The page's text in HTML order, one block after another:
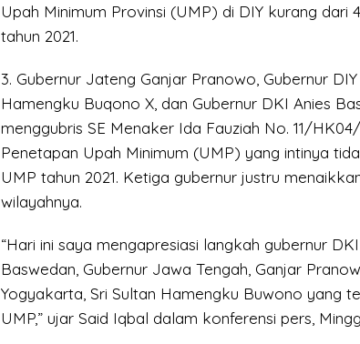
Upah Minimum Provinsi (UMP) di DIY kurang dari
tahun 2021.
3. Gubernur Jateng Ganjar Pranowo, Gubernur DIY
Hamengku Buqono X, dan Gubernur DKI Anies
menggubris SE Menaker Ida Fauziah No. 11/
Penetapan Upah Minimum (UMP) yang intinya
UMP tahun 2021. Ketiga gubernur justru
wilayahnya.
“Hari ini saya mengapresiasi langkah gubernur
Baswedan, Gubernur Jawa Tengah, Ganjar
Yogyakarta, Sri Sultan Hamengku Buwono yang
UMP,” ujar Said Iqbal dalam konferensi pers,